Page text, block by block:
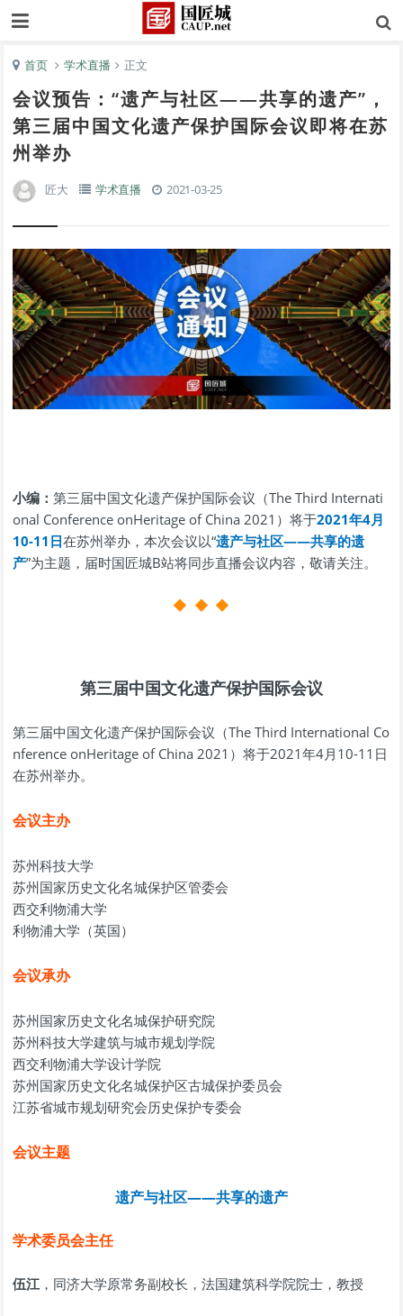
首页 学术直播 正文
会议预告：“遗产与社区——共享的遗产”，
第三届中国文化遗产保护国际会议即将在苏
州举办
匠大 学术直播 2021-03-25
小编：第三届中国文化遗产保护国际会议（The Third Internati
onal Conference onHeritage of China 2021）将于2021年4月
10-11日在苏州举办，本次会议以“遗产与社区——共享的遗
产”为主题，届时国匠城B站将同步直播会议内容，敬请关注。
◆ ◆ ◆
第三届中国文化遗产保护国际会议
第三届中国文化遗产保护国际会议（The Third International Co
nference onHeritage of China 2021）将于2021年4月10-11日
在苏州举办。
会议主办
苏州科技大学
苏州国家历史文化名城保护区管委会
西交利物浦大学
利物浦大学（英国）
会议承办
苏州国家历史文化名城保护研究院
苏州科技大学建筑与城市规划学院
西交利物浦大学设计学院
苏州国家历史文化名城保护区古城保护委员会
江苏省城市规划研究会历史保护专委会
会议主题
遗产与社区——共享的遗产
学术委员会主任
伍江，同济大学原常务副校长，法国建筑科学院院士，教授